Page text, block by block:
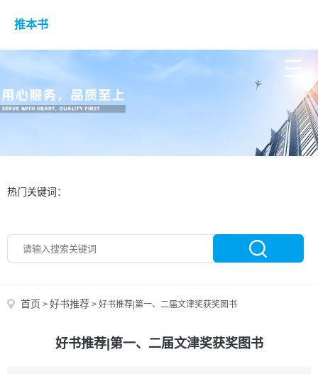
推本书
热门关键词：
首页 > 好书推荐 > 好书推荐|第一、二届文津奖获奖图书
好书推荐|第一、二届文津奖获奖图书